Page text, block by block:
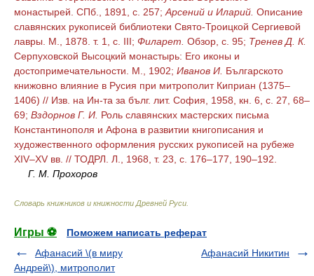
монастырей. СПб., 1891, с. 257; Арсений и Иларий. Описание
славянских рукописей библиотеки Свято-Троицкой Сергиевой
лавры. М., 1878. т. 1, с. III; Филарет. Обзор, с. 95; Тренев Д. К.
Серпуховской Высоцкий монастырь: Его иконы и
достопримечательности. М., 1902; Иванов И. Българското
книжовно влияние в Русия при митрополит Киприан (1375–
1406) // Изв. на Ин-та за бълг. лит. София, 1958, кн. 6, с. 27, 68–
69; Вздорнов Г. И. Роль славянских мастерских письма
Константинополя и Афона в развитии книгописания и
художественного оформления русских рукописей на рубеже
XIV–XV вв. // ТОДРЛ. Л., 1968, т. 23, с. 176–177, 190–192.
Г. М. Прохоров
Словарь книжников и книжности Древней Руси
Игры ⚽
Поможем написать реферат
Афанасий \(в миру
Андрей\), митрополит
Афанасий Никитин